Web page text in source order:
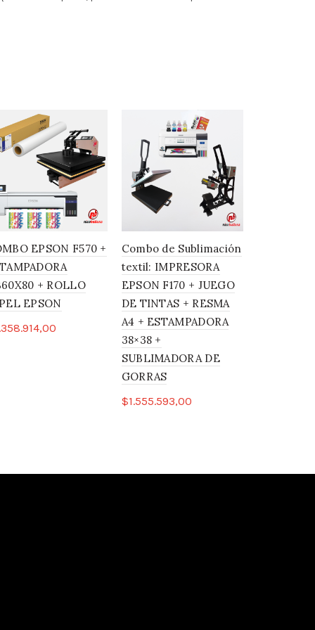
de diámetro y menos
y temperatura
d aluminio – vasos – frascos – cantimploras
Cerámica, Porcelana, Vidrio, Polímero,
SRL
EPSON F570 +
+ ROLLO
EPSON
Combo de Sublimación
textil: IMPRESORA
EPSON F170 + JUEGO
DE TINTAS + RESMA
A4 + ESTAMPADORA
38×38 +
SUBLIMADORA DE
GORRAS
$1.555.593,00